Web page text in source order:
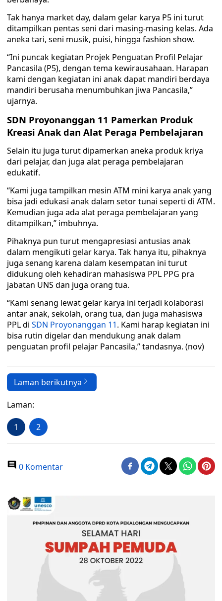
Tak hanya market day, dalam gelar karya P5 ini turut
ditampilkan pentas seni dari masing-masing kelas. Ada
aneka tari, seni musik, puisi, hingga fashion show.
“Ini puncak kegiatan Projek Penguatan Profil Pelajar
Pancasila (P5), dengan tema kewirausahaan. Harapan
kami dengan kegiatan ini anak dapat mandiri berdaya
mandiri berusaha menumbuhkan jiwa Pancasila,”
ujarnya.
SDN Proyonanggan 11 Pamerkan Produk
Kreasi Anak dan Alat Peraga Pembelajaran
Selain itu juga turut dipamerkan aneka produk kriya
dari pelajar, dan juga alat peraga pembelajaran
edukatif.
“Kami juga tampilkan mesin ATM mini karya anak yang
bisa jadi edukasi anak dalam setor tunai seperti di ATM.
Kemudian juga ada alat peraga pembelajaran yang
ditampilkan,” imbuhnya.
Pihaknya pun turut mengapresiasi antusias anak
dalam mengikuti gelar karya. Tak hanya itu, pihaknya
juga senang karena dalam kesempatan ini turut
didukung oleh kehadiran mahasiswa PPL PPG pra
jabatan UNS dan juga orang tua.
“Kami senang lewat gelar karya ini terjadi kolaborasi
antar anak, sekolah, orang tua, dan juga mahasiswa
PPL di SDN Proyonanggan 11. Kami harap kegiatan ini
bisa rutin digelar dan mendukung anak dalam
penguatan profil pelajar Pancasila,” tandasnya. (nov)
Laman berikutnya
Laman:
1 2
0 Komentar